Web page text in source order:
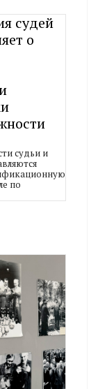
судей
о
судьи и
по